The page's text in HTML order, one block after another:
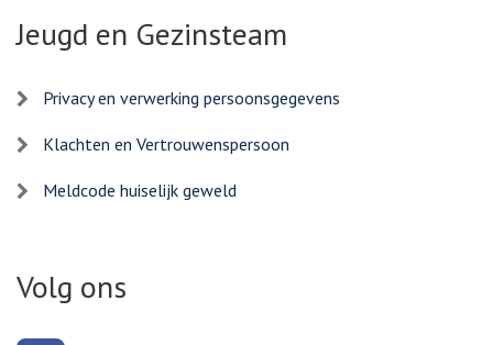
Jeugd en Gezinsteam
Privacy en verwerking persoonsgegevens
Klachten en Vertrouwenspersoon
Meldcode huiselijk geweld
Volg ons